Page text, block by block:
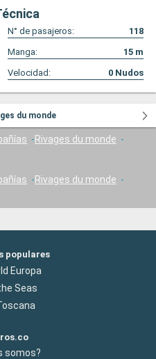
N° de pasajeros:
118
Manga: 15 m
Velocidad: 0 Nudos
du monde
Rivages du monde
Rivages du monde
populares
Europa
Seas
somos?